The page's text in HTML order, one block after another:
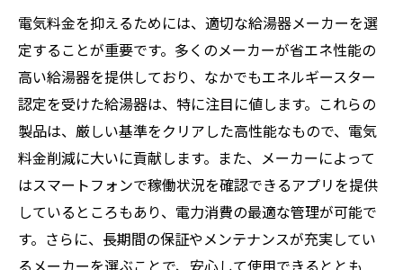
電気料金を抑えるためには、適切な給湯器メーカーを選
定することが重要です。多くのメーカーが省エネ性能の
高い給湯器を提供しており、なかでもエネルギースター
認定を受けた給湯器は、特に注目に値します。これらの
製品は、厳しい基準をクリアした高性能なもので、電気
料金削減に大いに貢献します。また、メーカーによって
はスマートフォンで稼働状況を確認できるアプリを提供
しているところもあり、電力消費の最適な管理が可能で
す。さらに、長期間の保証やメンテナンスが充実してい
るメーカーを選ぶことで、安心して使用できるととも